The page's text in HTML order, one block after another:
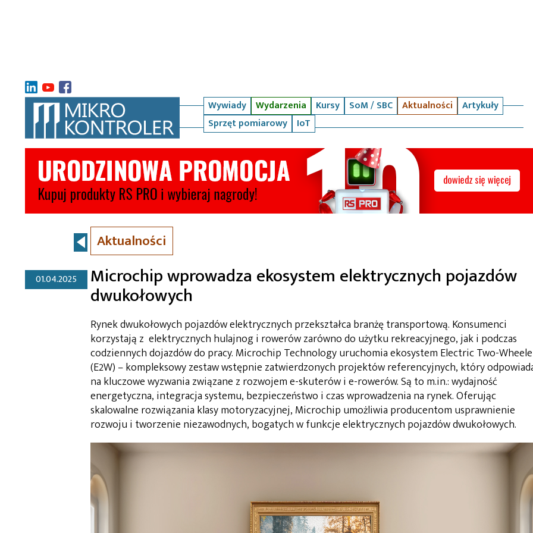
Wywiady Wydarzenia Kursy SoM / SBC Aktualności
Artykuły
Sprzęt pomiarowy
IoT
Aktualności
01.04.2025 Microchip wprowadza ekosystem elektrycznych pojazdów
dwukołowych
Rynek dwukołowych pojazdów elektrycznych przekształca branżę transportową. Konsumenci
korzystają z elektrycznych hulajnog i rowerów zarówno do użytku rekreacyjnego, jak i podczas
codziennych dojazdów do pracy. Microchip Technology uruchomia ekosystem Electric Two-
(E2W) – kompleksowy zestaw wstępnie zatwierdzonych projektów referencyjnych, który
na kluczowe wyzwania związane z rozwojem e-skuterów i e-rowerów. Są to m.in.: wydajność
energetyczna, integracja systemu, bezpieczeństwo i czas wprowadzenia na rynek. Oferując
skalowalne rozwiązania klasy motoryzacyjnej, Microchip umożliwia producentom usprawnienie
rozwoju i tworzenie niezawodnych, bogatych w funkcje elektrycznych pojazdów dwukołowych.